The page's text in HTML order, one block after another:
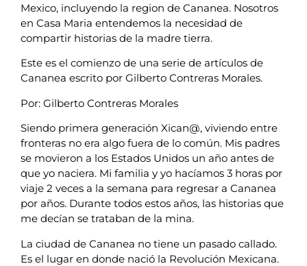
Mexico, incluyendo la region de Cananea. Nosotros
en Casa Maria entendemos la necesidad de
compartir historias de la madre tierra.
Este es el comienzo de una serie de artículos de
Cananea escrito por Gilberto Contreras Morales.
Por: Gilberto Contreras Morales
Siendo primera generación Xican@, viviendo entre
fronteras no era algo fuera de lo común. Mis padres
se movieron a los Estados Unidos un año antes de
que yo naciera. Mi familia y yo hacíamos 3 horas por
viaje 2 veces a la semana para regresar a Cananea
por años. Durante todos estos años, las historias que
me decían se trataban de la mina.
La ciudad de Cananea no tiene un pasado callado.
Es el lugar en donde nació la Revolución Mexicana.